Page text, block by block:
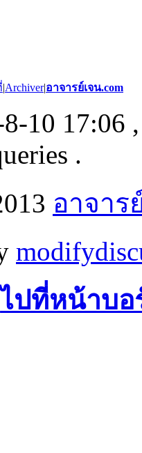
|Archiver|อาจารย์เจน.com
10 17:06
.
อาจาร
ไปที่หน้าบอ